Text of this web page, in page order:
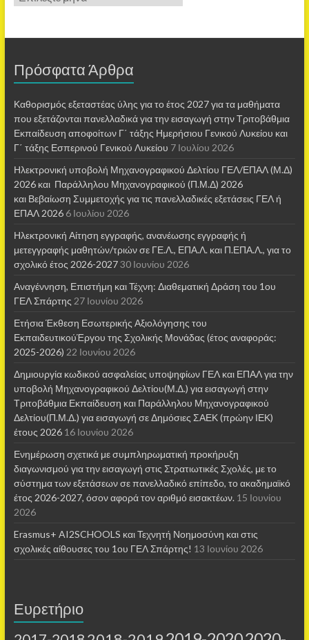
Πρόσφατα Άρθρα
Καθορισμός εξεταστέας ύλης για το έτος 2027 για τα μαθήματα
που εξετάζονται πανελλαδικά για την εισαγωγή στην Τριτοβάθμια
Εκπαίδευση αποφοίτων Γ΄ τάξης Ημερήσιου Γενικού Λυκείου και
Γ΄ τάξης Εσπερινού Γενικού Λυκείου 7 Ιουλίου 2026
Ηλεκτρονική υποβολή Μηχανογραφικού Δελτίου ΓΕΛ/ΕΠΑΛ (Μ.Δ)
2026 και Παράλληλου Μηχανογραφικού (Π.Μ.Δ) 2026
και Βεβαίωση Συμμετοχής για τις πανελλαδικές εξετάσεις ΓΕΛ ή
ΕΠΑΛ 2026 6 Ιουλίου 2026
Ηλεκτρονική Αίτηση εγγραφής, ανανέωσης εγγραφής ή
μετεγγραφής μαθητών/τριών σε ΓΕ.Λ., ΕΠΑ.Λ. και Π.ΕΠΑ.Λ., για το
σχολικό έτος 2026-202730 Ιουνίου 2026
Αναγέννηση, Επιστήμη και Τέχνη: Διαθεματική Δράση του 1ου
ΓΕΛ Σπάρτης 27 Ιουνίου 2026
Ετήσια Έκθεση Εσωτερικής Αξιολόγησης του
ΕκπαιδευτικούΈργου της Σχολικής Μονάδας (έτος αναφοράς:
2025-2026) 22 Ιουνίου 2026
Δημιουργία κωδικού ασφαλείας υποψηφίων ΓΕΛ και ΕΠΑΛ για την
υποβολή Μηχανογραφικού Δελτίου(Μ.Δ.) για εισαγωγή στην
Τριτοβάθμια Εκπαίδευση και Παράλληλου Μηχανογραφικού
Δελτίου(Π.Μ.Δ.) για εισαγωγή σε Δημόσιες ΣΑΕΚ (πρώην ΙΕΚ)
έτους 2026 16 Ιουνίου 2026
Ενημέρωση σχετικά με συμπληρωματική προκήρυξη
διαγωνισμού για την εισαγωγή στις Στρατιωτικές Σχολές, με το
σύστημα των εξετάσεων σε πανελλαδικό επίπεδο, το ακαδημαϊκό
έτος 2026-2027, όσον αφορά τον αριθμό εισακτέων. 15 Ιουνίου
2026
Erasmus+ AI2SCHOOLS και Τεχνητή Νοημοσύνη και στις
σχολικές αίθουσες τoυ 1ου ΓΕΛ Σπάρτης! 13 Ιουνίου 2026
Ευρετήριο